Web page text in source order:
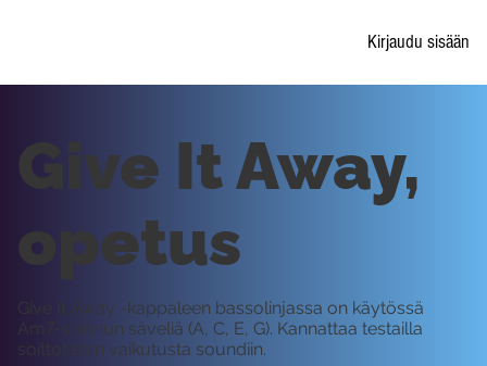
Kirjaudu sisään
Give It Away,
opetus
Give It Away -kappaleen bassolinjassa on käytössä
Am7-soinnun säveliä (A, C, E, G). Kannattaa testailla
soittotatsin vaikutusta soundiin.